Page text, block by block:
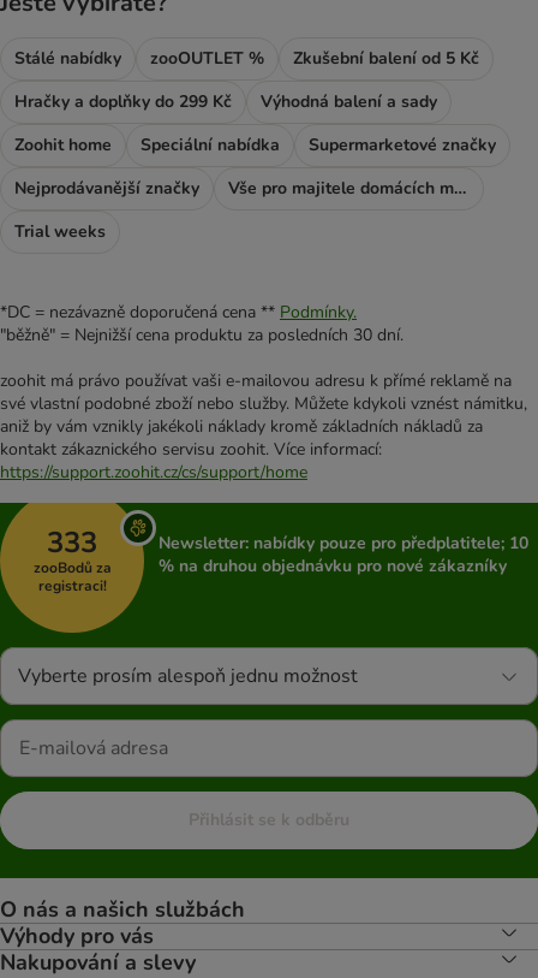
Stálé nabídky zooOUTLET %
Zkušební balení od 5 Kč
Hračky a doplňky do 299 Kč
Výhodná balení a sady
Zoohit home
Speciální nabídka
Supermarketové značky
Nejprodávanější značky
Vše pro majitele domácích mazlíčků
Trial weeks
*DC = nezávazně doporučená cena ** Podmínky.
"běžně" = Nejnižší cena produktu za posledních 30 dní.
zoohit má právo používat vaši e-mailovou adresu k přímé reklamě na
své vlastní podobné zboží nebo služby. Můžete kdykoli vznést námitku,
aniž by vám vznikly jakékoli náklady kromě základních nákladů za
kontakt zákaznického servisu zoohit. Více informací:
https://support.zoohit.cz/cs/support/home
333
zooBodů za
registraci!
Newsletter: nabídky pouze pro předplatitele; 10
% na druhou objednávku pro nové zákazníky
Vyberte prosím alespoň jednu možnost
Přihlásit se k odběru
O nás a našich službách
Výhody pro vás
Nakupování a slevy